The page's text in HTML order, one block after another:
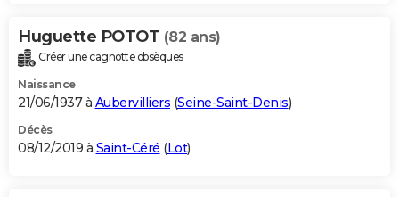
Huguette POTOT (82 ans)
Créer une cagnotte obsèques
Naissance
21/06/1937 à Aubervilliers (Seine-Saint-Denis)
Décès
08/12/2019 à Saint-Céré (Lot)